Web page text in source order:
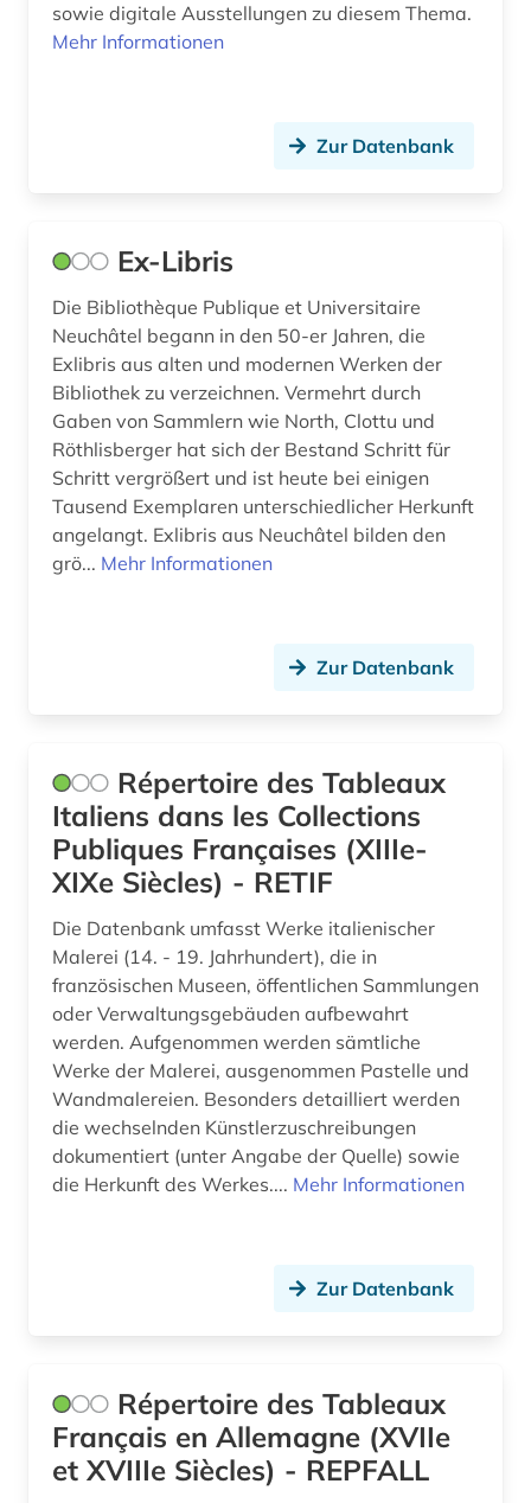
michel eyquem de (1)
mitterrand (1)
molière (1)
monaco (1)
montaigne (1)
mundart (1)
museum (2)
musik (1)
nationalmuseum (1)
nationalversammlung (1)
naturalismus (1)
naturereignis (1)
naturkatastrophe (1)
naturwissenschaft und technik
naturwissenschaften (1)
neuerwerbung (1)
norm <normung> (1)
nürnberg (1)
sowie digitale Ausstellungen zu diesem Thema.
Mehr Informationen
Zur Datenbank
Ex-Libris
Die Bibliothèque Publique et Universitaire
Neuchâtel begann in den 50-er Jahren, die
Exlibris aus alten und modernen Werken der
Bibliothek zu verzeichnen. Vermehrt durch
Gaben von Sammlern wie North, Clottu und
Röthlisberger hat sich der Bestand Schritt für
Schritt vergrößert und ist heute bei einigen
Tausend Exemplaren unterschiedlicher Herkunft
angelangt. Exlibris aus Neuchâtel bilden den
grö... Mehr Informationen
Zur Datenbank
Répertoire des Tableaux
Italiens dans les Collections
Publiques Françaises (XIIIe-
XIXe Siècles) - RETIF
Die Datenbank umfasst Werke italienischer
Malerei (14. - 19. Jahrhundert), die in
französischen Museen, öffentlichen Sammlungen
oder Verwaltungsgebäuden aufbewahrt
werden. Aufgenommen werden sämtliche
Werke der Malerei, ausgenommen Pastelle und
Wandmalereien. Besonders detailliert werden
die wechselnden Künstlerzuschreibungen
dokumentiert (unter Angabe der Quelle) sowie
die Herkunft des Werkes.... Mehr Informationen
Zur Datenbank
Répertoire des Tableaux
Français en Allemagne (XVIIe
et XVIIIe Siècles) - REPFALL